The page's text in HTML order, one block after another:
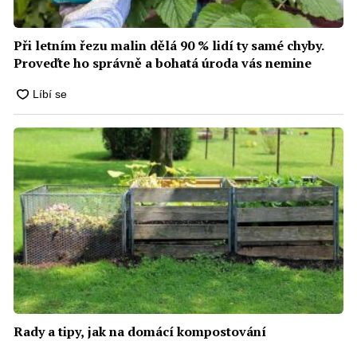
Při letním řezu malin dělá 90 % lidí ty samé chyby.
Proveďte ho správně a bohatá úroda vás nemine
Rady a tipy, jak na domácí kompostování